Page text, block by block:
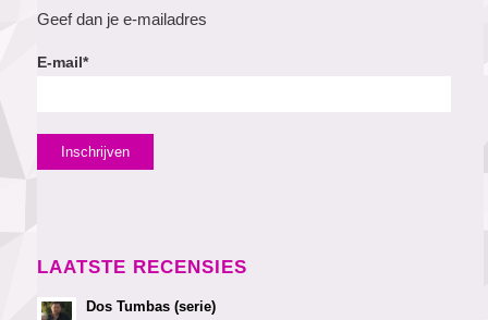
Geef dan je e-mailadres
E-mail*
LAATSTE RECENSIES
Dos Tumbas (serie)